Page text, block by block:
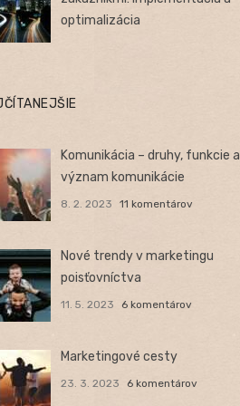
optimalizácia
Komunikácia – druhy, funkcie a
význam komunikácie
8. 2. 2023 11 komentárov
Nové trendy v marketingu
poisťovníctva
11. 5. 2023 6 komentárov
Marketingové cesty
23. 3. 2023 6 komentárov